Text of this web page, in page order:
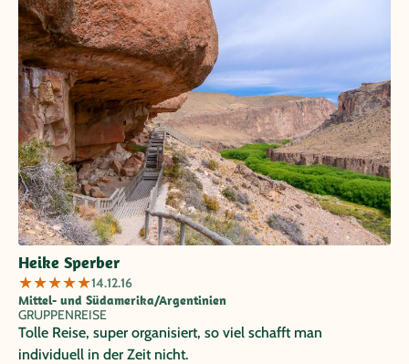
Heike Sperber
★★★★★14.12.16
Mittel- und Südamerika/Argentinien
GRUPPENREISE
Tolle Reise, super organisiert, so viel schafft man
individuell in der Zeit nicht.